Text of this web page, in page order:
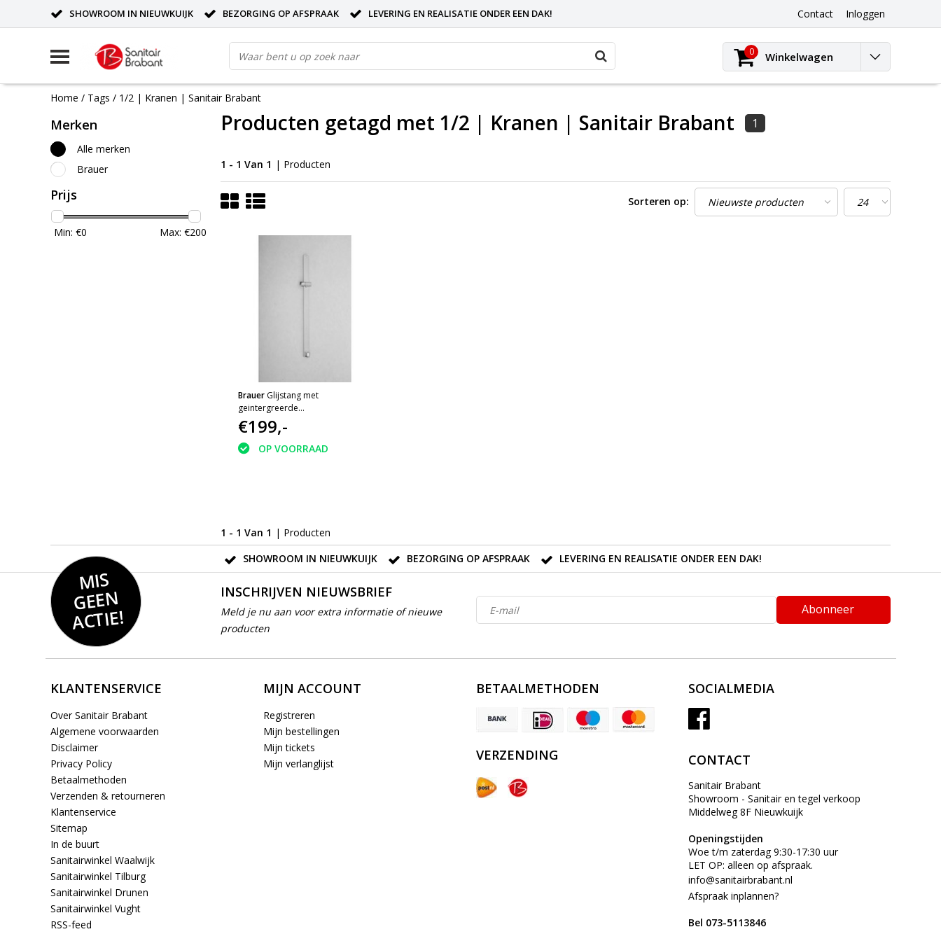
SHOWROOM IN NIEUWKUIJK BEZORGING OP AFSPRAAK LEVERING EN REALISATIE ONDER EEN DAK! Contact Inloggen
0 Winkelwagen
Home / Tags / 1/2 | Kranen | Sanitair Brabant
Merken
Alle merken
Brauer
Prijs
Min: €0 Max: €200
Producten getagd met 1/2 | Kranen | Sanitair Brabant 1
1 - 1 Van 1 | Producten
Sorteren op:
Brauer Glijstang met
geintergreerde
wandaansluitbocht
€199,-
OP VOORRAAD
1 - 1 Van 1 | Producten
SHOWROOM IN NIEUWKUIJK
BEZORGING OP AFSPRAAK LEVERING EN REALISATIE ONDER EEN DAK!
MIS
GEE
N
ACTIE!
INSCHRIJVEN NIEUWSBRIEF
Meld je nu aan voor extra informatie of nieuwe
producten
Abonneer
KLANTENSERVICE
Over Sanitair Brabant
Algemene voorwaarden
Disclaimer
Privacy Policy
Betaalmethoden
Verzenden & retourneren
Klantenservice
Sitemap
In de buurt
Sanitairwinkel Waalwijk
Sanitairwinkel Tilburg
Sanitairwinkel Drunen
Sanitairwinkel Vught
RSS-feed
MIJN ACCOUNT
Registreren
Mijn bestellingen
Mijn tickets
Mijn verlanglijst
BETAALMETHODEN
VERZENDING
SOCIALMEDIA
CONTACT
Sanitair Brabant
Showroom - Sanitair en tegel verkoop
Middelweg 8F Nieuwkuijk
Openingstijden
Woe t/m zaterdag 9:30-17:30 uur
LET OP: alleen op afspraak.
info@sanitairbrabant.nl
Afspraak inplannen?
Bel 073-5113846